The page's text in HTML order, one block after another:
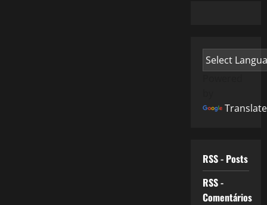
Translate
RSS - Posts
RSS -
Comentários